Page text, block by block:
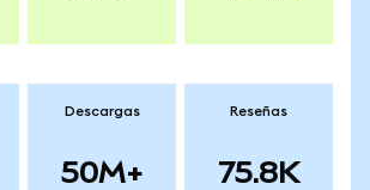
Descargas
50M+
Reseñas
75.8K